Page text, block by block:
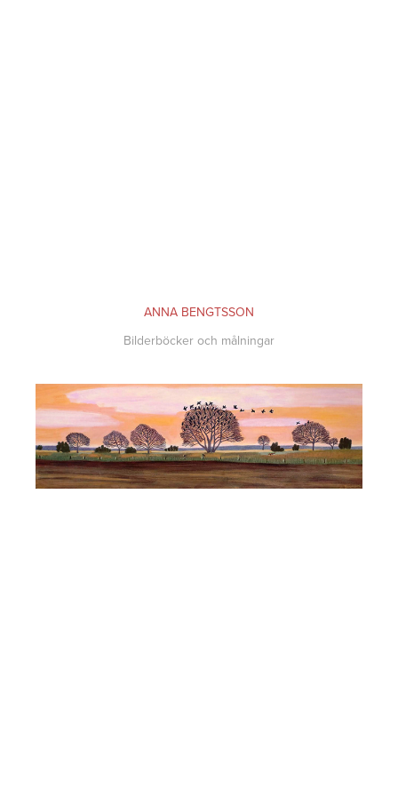
ANNA BENGTSSON
Bilderböcker och målningar